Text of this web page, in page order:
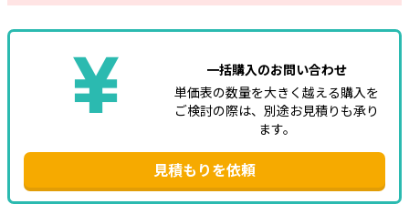
一括購入のお問い合わせ
単価表の数量を大きく越える購入を
ご検討の際は、別途お見積りも承り
ます。
見積もりを依頼